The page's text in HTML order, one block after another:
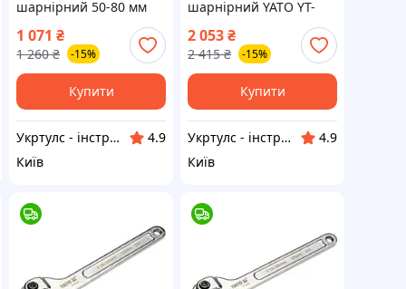
шарнірний 50-80 мм
(Польща)
1 071 ₴
1 260 ₴ -15%
Купити
Укртулс - інструменти та обладнання
4.9
Київ
шарнірний YATO YT-
2 053₴
2 415 ₴ -15%
Купити
Укртулс - інструменти та обладнання
4.9
Київ